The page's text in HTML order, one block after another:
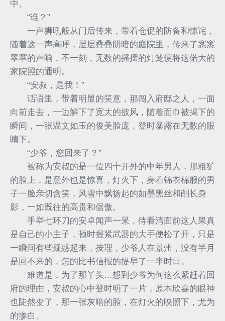
中。
“谁？”
一声狮吼般从门后传来，带着仓促的防备和惊诧，
随着这一声高呼，层层叠叠阴暗的庭院里，传来了窸窸
窣窣的声响，不一刻，无数的摇摆的灯笼便将这偌大的
家院照的通明。
“安叔，是我！”
话语里，带着明显的笑意，那闯入府邸之人，一面
向前走去，一边解下了宽大的披风，随着面巾被揭下的
瞬间，一张温文如玉的俊美脸庞，登时暴露在无数的眼
睛下。
“少爷，您回来了？”
被称为安叔的是一位四十开外的中年男人，那粗犷
的脸上，是意外也是惊喜，灯火下，身着锦衣棉服的男
子一脸亲切含笑，风雪中飘扬起的如墨黑丝和削长身
影，一如既往的高贵和倨傲。
手举七环刀的安卓闻声一呆，待看清面前这人果真
是自己的小主子，顿时握紧武器的大手便松了开，只是
一瞬间有些疑惑起来，按理，少爷人在景州，没有半月
是回不来的，怎的比书信报的提早了一半时日。
难道是，为了那丫头…想到少爷为何这么紧赶着回
府的理由，安叔的心中登时明了一片，原本欣喜的眼神
也陡然变了，那一张灰暗的脸，在灯火的映照下，尤为
的惨白。